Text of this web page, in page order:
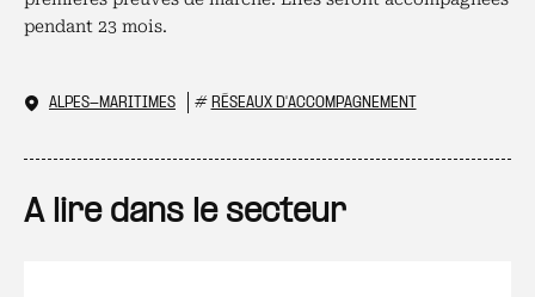
pendant 23 mois.
ALPES-MARITIMES # RÉSEAUX D'ACCOMPAGNEMENT
A lire dans le secteur